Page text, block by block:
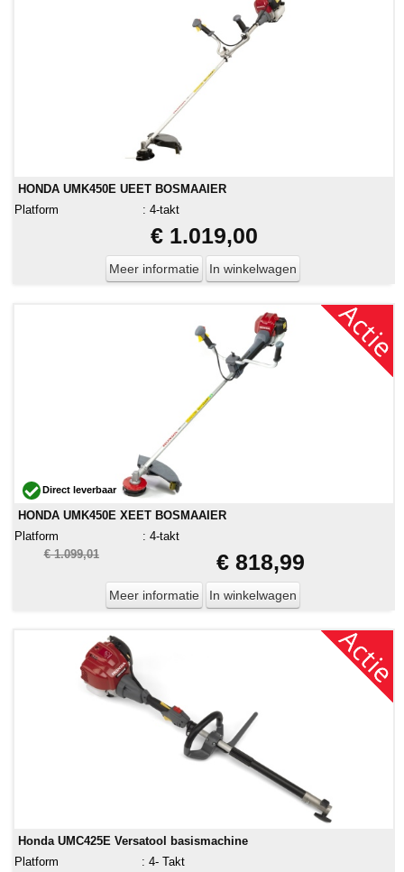
HONDA UMK450E UEET BOSMAAIER
Platform
: 4-takt
€ 1.019,00
Meer informatie In winkelwagen
Direct leverbaar
HONDA UMK450E XEET BOSMAAIER
Platform
: 4-takt
€ 1.099,01
€ 818,99
Meer informatie In winkelwagen
Honda UMC425E Versatool basismachine
Platform
: 4- Takt